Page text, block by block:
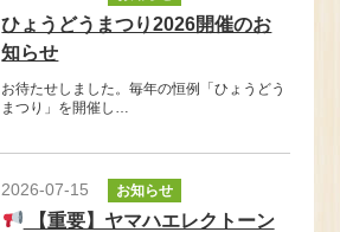
ひょうどうまつり2026開催のお
知らせ
お待たせしました。毎年の恒例「ひょうどう
まつり」を開催し…
2026-07-15 お知らせ
【重要】ヤマハエレクトーン